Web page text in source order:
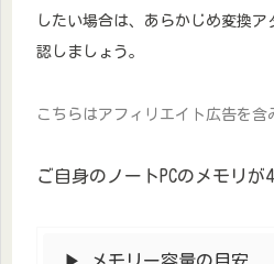
したい場合は、あらかじめ変換
認しましょう。
こちらはアフィリエイト広告を含
ご自身のノートPCのメモリが